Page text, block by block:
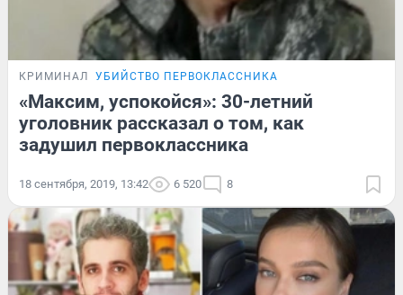
КРИМИНАЛ УБИЙСТВО ПЕРВОКЛАССНИКА
«Максим, успокойся»: 30-летний
уголовник рассказал о том, как
задушил первоклассника
18 сентября, 2019, 13:42 6 520 8